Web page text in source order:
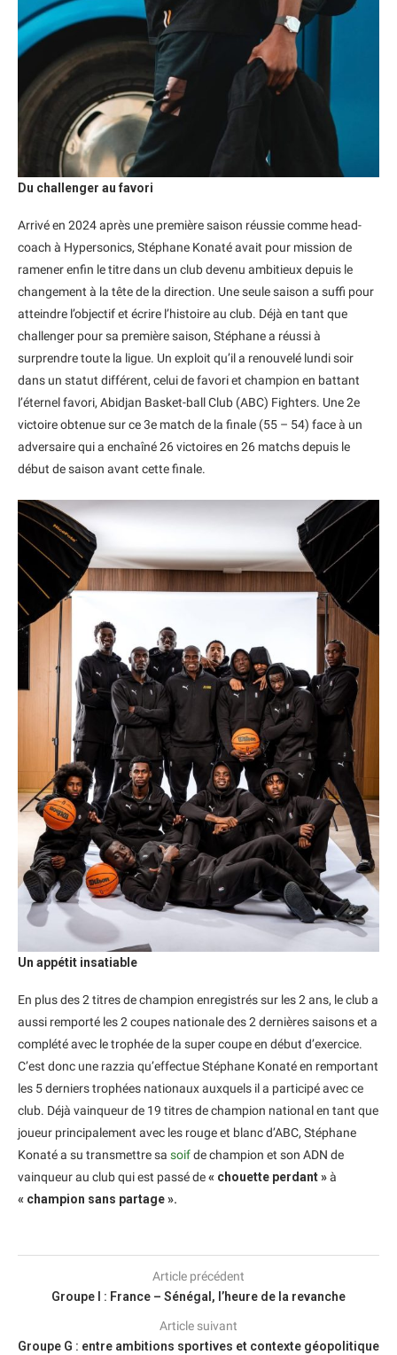
Du challenger au favori
Arrivé en 2024 après une première saison réussie comme head-
coach à Hypersonics, Stéphane Konaté avait pour mission de
ramener enfin le titre dans un club devenu ambitieux depuis le
changement à la tête de la direction. Une seule saison a suffi pour
atteindre l’objectif et écrire l’histoire au club. Déjà en tant que
challenger pour sa première saison, Stéphane a réussi à
surprendre toute la ligue. Un exploit qu’il a renouvelé lundi soir
dans un statut différent, celui de favori et champion en battant
l’éternel favori, Abidjan Basket-ball Club (ABC) Fighters. Une 2e
victoire obtenue sur ce 3e match de la finale (55 – 54) face à un
adversaire qui a enchaîné 26 victoires en 26 matchs depuis le
début de saison avant cette finale.
Un appétit insatiable
En plus des 2 titres de champion enregistrés sur les 2 ans, le club a
aussi remporté les 2 coupes nationale des 2 dernières saisons et a
complété avec le trophée de la super coupe en début d’exercice.
C’est donc une razzia qu’effectue Stéphane Konaté en remportant
les 5 derniers trophées nationaux auxquels il a participé avec ce
club. Déjà vainqueur de 19 titres de champion national en tant que
joueur principalement avec les rouge et blanc d’ABC, Stéphane
Konaté a su transmettre sa soifde champion et son ADN de
vainqueur au club qui est passé de« chouette perdant »à
« champion sans partage ».
Article précédent
Groupe I : France – Sénégal, l’heure de la revanche
Article suivant
Groupe G : entre ambitions sportives et contexte géopolitique